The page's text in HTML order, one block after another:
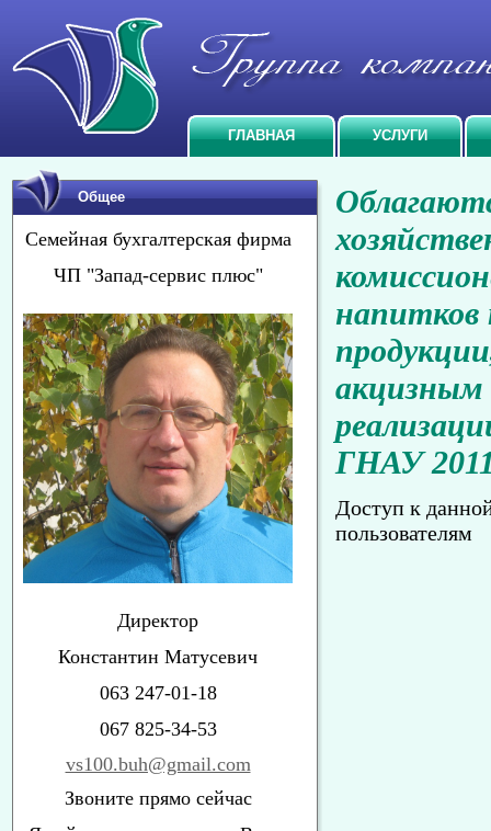
ГЛАВНАЯ УСЛУГИ
Общее
Семейная бухгалтерская фирма
ЧП "Запад-сервис плюс"
Директор
Константин Матусевич
063 247-01-18
067 825-34-53
vs100.buh@gmail.com
Звоните прямо сейчас
напитков
акцизным
ГНАУ
Доступ к
пользователям